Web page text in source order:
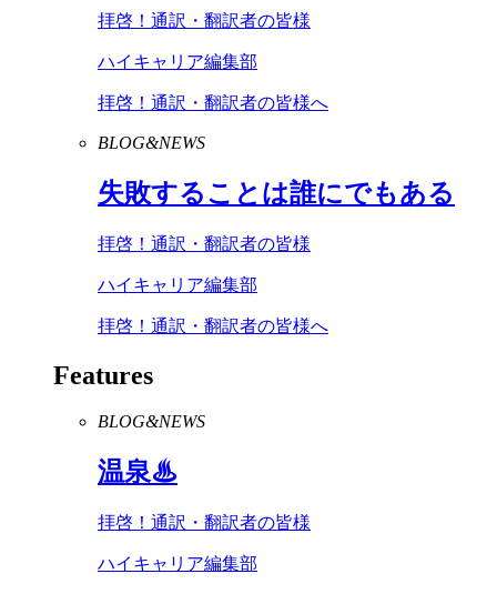
拝啓！通訳・翻訳者の皆様
ハイキャリア編集部
拝啓！通訳・翻訳者の皆様へ
BLOG&NEWS
失敗することは誰にでもある
拝啓！通訳・翻訳者の皆様
ハイキャリア編集部
拝啓！通訳・翻訳者の皆様へ
Features
BLOG&NEWS
温泉♨
拝啓！通訳・翻訳者の皆様
ハイキャリア編集部